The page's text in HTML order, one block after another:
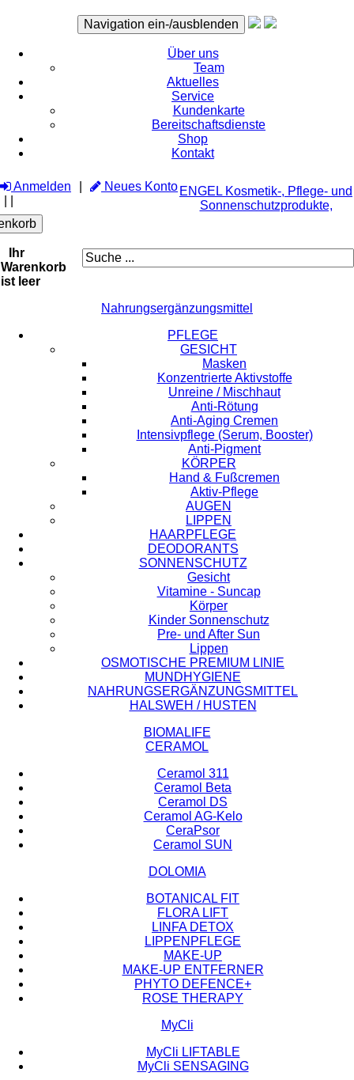
Navigation ein-/ausblenden
Über uns
Team
Aktuelles
Service
Kundenkarte
Bereitschaftsdienste
Shop
Kontakt
Anmelden
Neues Konto
Ihr
Warenkorb
ist leer
ENGEL Kosmetik-, Pflege- und
Sonnenschutzprodukte,
Nahrungsergänzungsmittel
PFLEGE
GESICHT
Masken
Konzentrierte Aktivstoffe
Unreine / Mischhaut
Anti-Rötung
Anti-Aging Cremen
Intensivpflege (Serum, Booster)
Anti-Pigment
KÖRPER
Hand & Fußcremen
Aktiv-Pflege
AUGEN
LIPPEN
HAARPFLEGE
DEODORANTS
SONNENSCHUTZ
Gesicht
Vitamine - Suncap
Körper
Kinder Sonnenschutz
Pre- und After Sun
Lippen
OSMOTISCHE PREMIUM LINIE
MUNDHYGIENE
NAHRUNGSERGÄNZUNGSMITTEL
HALSWEH / HUSTEN
BIOMALIFE
CERAMOL
Ceramol 311
Ceramol Beta
Ceramol DS
Ceramol AG-Kelo
CeraPsor
Ceramol SUN
DOLOMIA
BOTANICAL FIT
FLORA LIFT
LINFA DETOX
LIPPENPFLEGE
MAKE-UP
MAKE-UP ENTFERNER
PHYTO DEFENCE+
ROSE THERAPY
MyCli
MyCli LIFTABLE
MyCli SENSAGING